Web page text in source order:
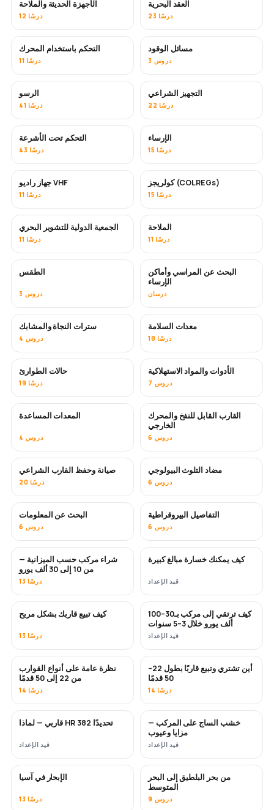
الأجهزة الحديثة والملاحة
12 درسًا
العقد البحرية
23 درسًا
التحكم باستخدام المحرك
11 درسًا
مسائل الوقود
3 دروس
الرسو
41 درسًا
التجهيز الشراعي
22 درسًا
التحكم تحت الأشرعة
43 درسًا
الإرساء
15 درسًا
جهاز راديو VHF
11 درسًا
كولريجز (COLREGs)
15 درسًا
الجمعية الدولية للتشوير البحري
11 درسًا
الملاحة
11 درسًا
الطقس
3 دروس
البحث عن المراسي وأماكن
الإرساء
درسان
سترات النجاة والمشابك
4 دروس
معدات السلامة
18 درسًا
حالات الطوارئ
19 درسًا
الأدوات والمواد الاستهلاكية
7 دروس
المعدات المساعدة
4 دروس
القارب القابل للنفخ والمحرك
الخارجي
6 دروس
صيانة وحفظ القارب الشراعي
20 درسًا
قريبًا
مضاد التلوث البيولوجي
6 دروس
البحث عن المعلومات
6 دروس
التفاصيل البيروقراطية
6 دروس
قريبًا
شراء مركب حسب الميزانية —
من 10 إلى 30 ألف يورو
13 درسًا
قريبًا
كيف يمكنك خسارة مبالغ كبيرة
قيد الإعداد
جديد
كيف تبيع قاربك بشكل مربح
13 درسًا
جديد
كيف ترتقي إلى مركب بـ30–100
ألف يورو خلال 3–5 سنوات
قيد الإعداد
قريبًا
نظرة عامة على أنواع القوارب
من 22 إلى 50 قدمًا
14 درسًا
قريبًاأين تشتري وتبيع قاربًا بطول 22–
50 قدمًا
14 درسًا
قريبًا قاربي — لماذا HR 382 تحديدًا
قيد الإعداد
قريبًا
خشب الساج على المركب —
مزايا وعيوب
قيد الإعداد
قريبًا
الإبحار في آسيا
13 درسًا
قريبًا
من بحر البلطيق إلى البحر
المتوسط
9 دروس